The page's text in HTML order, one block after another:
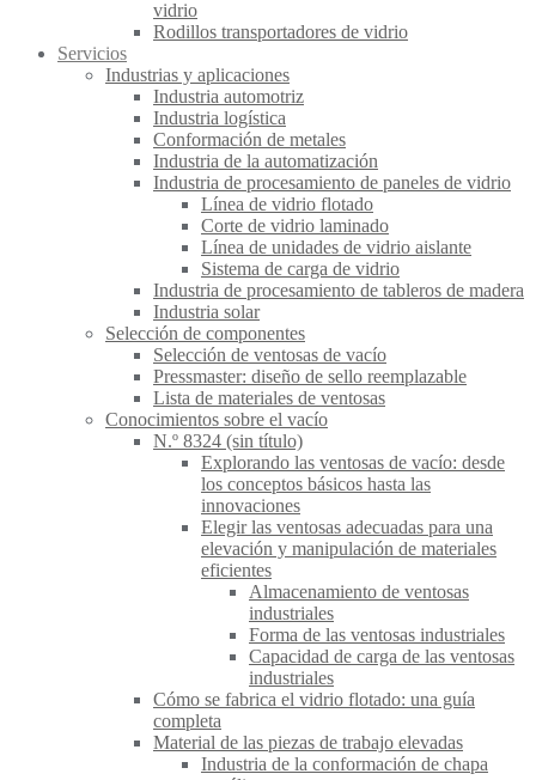
vidrio
Rodillos transportadores de vidrio
Servicios
Industrias y aplicaciones
Industria automotriz
Industria logística
Conformación de metales
Industria de la automatización
Industria de procesamiento de paneles de vidrio
Línea de vidrio flotado
Corte de vidrio laminado
Línea de unidades de vidrio aislante
Sistema de carga de vidrio
Industria de procesamiento de tableros de madera
Industria solar
Selección de componentes
Selección de ventosas de vacío
Pressmaster: diseño de sello reemplazable
Lista de materiales de ventosas
Conocimientos sobre el vacío
N.º 8324 (sin título)
Explorando las ventosas de vacío: desde
los conceptos básicos hasta las
innovaciones
Elegir las ventosas adecuadas para una
elevación y manipulación de materiales
eficientes
Almacenamiento de ventosas
industriales
Forma de las ventosas industriales
Capacidad de carga de las ventosas
industriales
Cómo se fabrica el vidrio flotado: una guía
completa
Material de las piezas de trabajo elevadas
Industria de la conformación de chapa